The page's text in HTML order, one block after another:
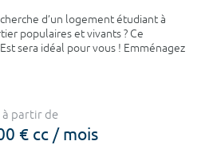
d’un logement étudiant à
populaires et vivants ? Ce
sera idéal pour vous ! Emménagez
à partir de
€ cc / mois